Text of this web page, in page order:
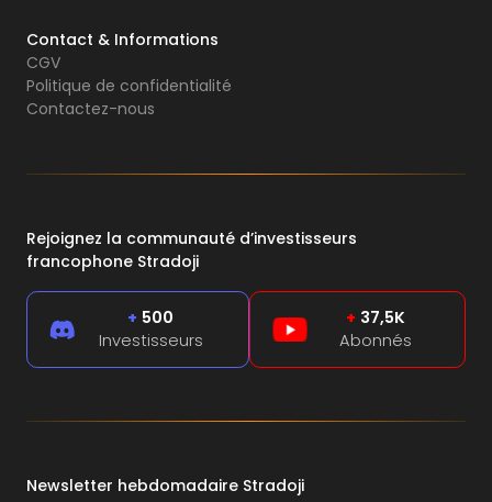
Contact & Informations
CGV
Politique de confidentialité
Contactez-nous
Rejoignez la communauté d’investisseurs
francophone Stradoji
+ 500
Investisseurs
+ 37,5K
Abonnés
Newsletter hebdomadaire Stradoji